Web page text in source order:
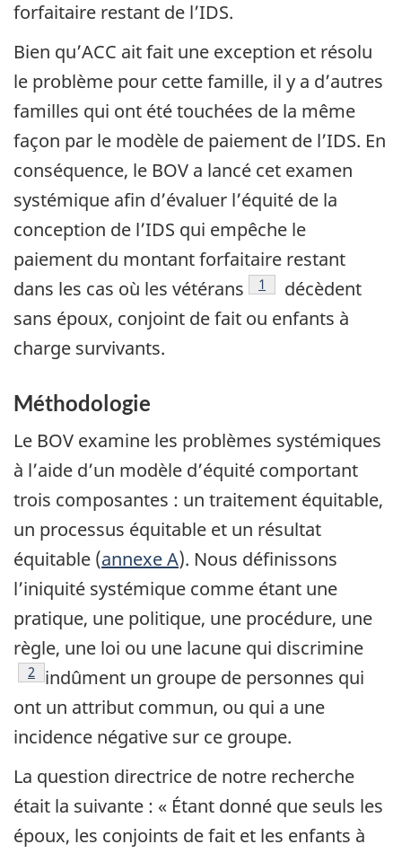
forfaitaire restant de l’IDS.
Bien qu’ACC ait fait une exception et résolu
le problème pour cette famille, il y a d’autres
familles qui ont été touchées de la même
façon par le modèle de paiement de l’IDS. En
conséquence, le BOV a lancé cet examen
systémique afin d’évaluer l’équité de la
conception de l’IDS qui empêche le
paiement du montant forfaitaire restant
dans les cas où les vétérans
Footnote
1
décèdent
sans époux, conjoint de fait ou enfants à
charge survivants.
Méthodologie
Le BOV examine les problèmes systémiques
à l’aide d’un modèle d’équité comportant
trois composantes : un traitement équitable,
un processus équitable et un résultat
équitable (annexe A). Nous définissons
l’iniquité systémique comme étant une
pratique, une politique, une procédure, une
règle, une loi ou une lacune qui discrimine
Footnote
2 indûment un groupe de personnes qui
ont un attribut commun, ou qui a une
incidence négative sur ce groupe.
La question directrice de notre recherche
était la suivante : « Étant donné que seuls les
époux, les conjoints de fait et les enfants à